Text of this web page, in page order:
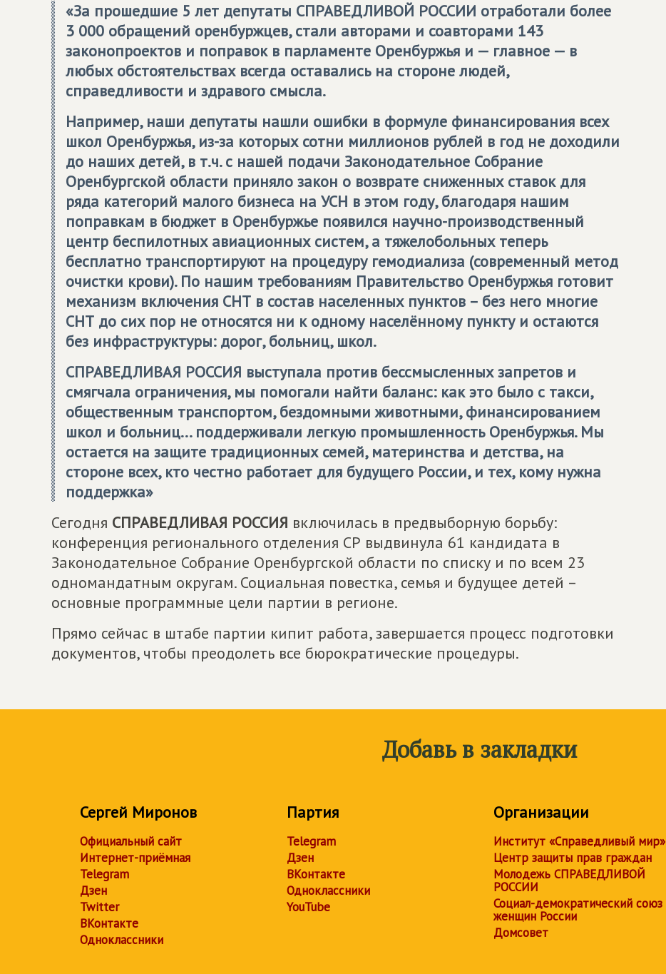
«За прошедшие 5 лет депутаты СПРАВЕДЛИВОЙ РОССИИ отработали более
3 000 обращений оренбуржцев, стали авторами и соавторами 143
законопроектов и поправок в парламенте Оренбуржья и — главное — в
любых обстоятельствах всегда оставались на стороне людей,
справедливости и здравого смысла.
Например, наши депутаты нашли ошибки в формуле финансирования всех
школ Оренбуржья, из-за которых сотни миллионов рублей в год не доходили
до наших детей, в т.ч. с нашей подачи Законодательное Собрание
Оренбургской области приняло закон о возврате сниженных ставок для
ряда категорий малого бизнеса на УСН в этом году, благодаря нашим
поправкам в бюджет в Оренбуржье появился научно-производственный
центр беспилотных авиационных систем, а тяжелобольных теперь
бесплатно транспортируют на процедуру гемодиализа (современный метод
очистки крови). По нашим требованиям Правительство Оренбуржья готовит
механизм включения СНТ в состав населенных пунктов – без него многие
СНТ до сих пор не относятся ни к одному населённому пункту и остаются
без инфраструктуры: дорог, больниц, школ.
СПРАВЕДЛИВАЯ РОССИЯ выступала против бессмысленных запретов и
смягчала ограничения, мы помогали найти баланс: как это было с такси,
общественным транспортом, бездомными животными, финансированием
школ и больниц... поддерживали легкую промышленность Оренбуржья. Мы
остается на защите традиционных семей, материнства и детства, на
стороне всех, кто честно работает для будущего России, и тех, кому нужна
поддержка»
Сегодня СПРАВЕДЛИВАЯ РОССИЯ включилась в предвыборную борьбу:
конференция регионального отделения СР выдвинула 61 кандидата в
Законодательное Собрание Оренбургской области по списку и по всем 23
одномандатным округам. Социальная повестка, семья и будущее детей –
основные программные цели партии в регионе.
Прямо сейчас в штабе партии кипит работа, завершается процесс подготовки
документов, чтобы преодолеть все бюрократические процедуры.
Добавь в закладки
Сергей Миронов
Официальный сайт
Интернет-приёмная
Telegram
Дзен
Twitter
ВКонтакте
Одноклассники
Партия
Telegram
Дзен
ВКонтакте
Одноклассники
YouTube
Организации
Институт «Справедливый мир»
Центр защиты прав граждан
Молодежь СПРАВЕДЛИВОЙ
РОССИИ
Социал-демократический союз
женщин России
Домсовет